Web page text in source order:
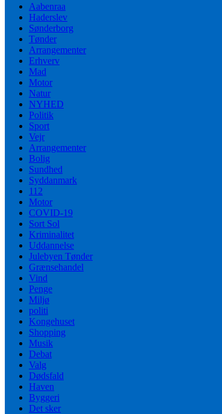
Aabenraa
Haderslev
Sønderborg
Tønder
Arrangementer
Erhverv
Mad
Motor
Natur
NYHED
Politik
Sport
Vejr
Arrangementer
Bolig
Sundhed
Syddanmark
112
Motor
COVID-19
Sort Sol
Kriminalitet
Uddannelse
Julebyen Tønder
Grænsehandel
Vind
Penge
Miljø
politi
Kongehuset
Shopping
Musik
Debat
Valg
Dødsfald
Haven
Byggeri
Det sker